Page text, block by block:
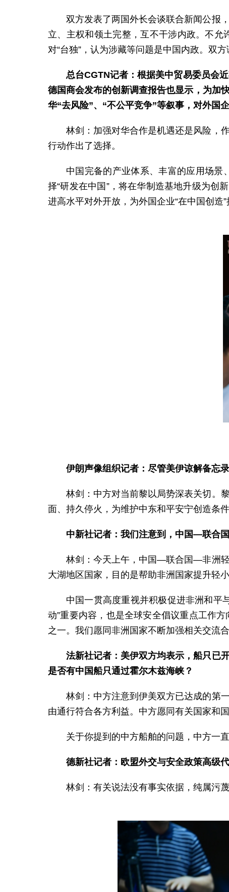
双方发表了两国外长会谈联合新闻公报
立、主权和领土完整，互不干涉内政。不
对“台独”，认为涉藏等问题是中国内政。双
总台CGTN记者：根据美中贸易委员会
德国商会发布的创新调查报告也显示，为加
华“去风险”、“不公平竞争”等叙事，对外国
林剑：加强对华合作是机遇还是风险，
行动作出了选择。
中国完备的产业体系、丰富的应用场
择“研发在中国”，将在华制造基地升级为创
进高水平对外开放，为外国企业“在中国创造”
伊朗声像组织记者：尽管美伊谅解备忘
林剑：中方对当前黎以局势深表关切。
面、持久停火，为维护中东和平安宁创造条件
中新社记者：我们注意到，中国—联合
林剑：今天上午，中国—联合国—非洲
大湖地区国家，目的是帮助非洲国家提升轻
中国一贯高度重视并积极促进非洲和平
动”重要内容，也是全球安全倡议重点工作
之一。我们愿同非洲国家不断加强相关交流
法新社记者：美伊双方均表示，船只已
是否有中国船只通过霍尔木兹海峡？
林剑：中方注意到伊美双方已达成的第
由通行符合各方利益。中方愿同有关国家和
关于你提到的中方船舶的问题，中方一
德新社记者：欧盟外交与安全政策高级
林剑：有关说法没有事实依据，纯属污蔑